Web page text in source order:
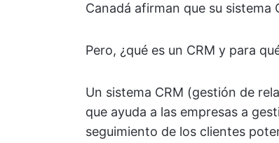
Canadá afirman que su
Pero, ¿qué es un CRM y para
Un sistema CRM (gestión de
que ayuda a las empresas a
seguimiento de los clientes